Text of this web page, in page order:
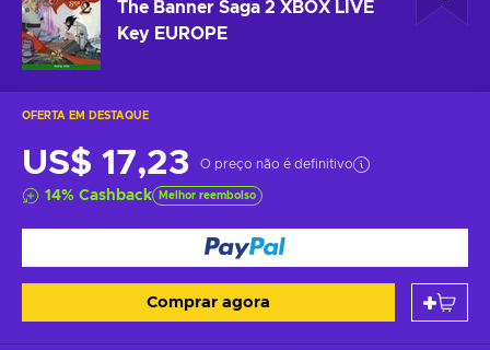
The Banner Saga 2 XBOX LIVE
Key EUROPE
OFERTA EM DESTAQUE
US$ 17,23 O preço não é definitivo
14% Cashback Melhor reembolso
Comprar agora